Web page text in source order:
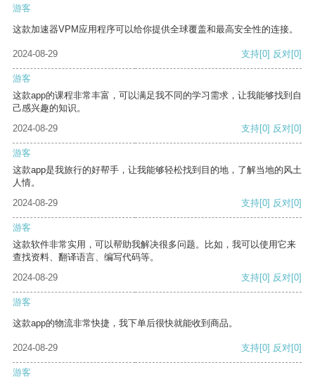
游客
这款加速器VPM应用程序可以给你提供全球覆盖和最高安全性的连接。
2024-08-29 支持[0] 反对[0]
游客
这款app的课程非常丰富，可以满足我不同的学习需求，让我能够找到自
己感兴趣的知识。
2024-08-29
支持[0] 反对[0]
游客
这款app是我旅行的好帮手，让我能够轻松找到目的地，了解当地的风土
人情。
2024-08-29
支持[0] 反对[0]
游客
这款软件非常实用，可以帮助我解决很多问题。比如，我可以使用它来
查找资料、翻译语言、编写代码等。
2024-08-29
支持[0] 反对[0]
游客
这款app的物流非常快捷，我下单后很快就能收到商品。
2024-08-29 支持[0] 反对[0]
游客